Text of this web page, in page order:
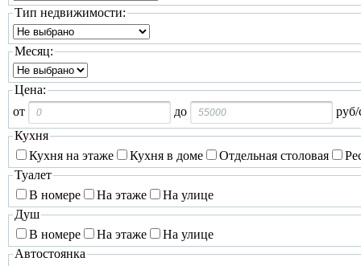
Тип недвижимости:
Месяц:
Цена:
от
до
руб/
Кухня
Кухня на этаже
Кухня в доме Отдельная столовая
Туалет
В номере
На этаже
На улице
Душ
В номере
На этаже
На улице
Автостоянка